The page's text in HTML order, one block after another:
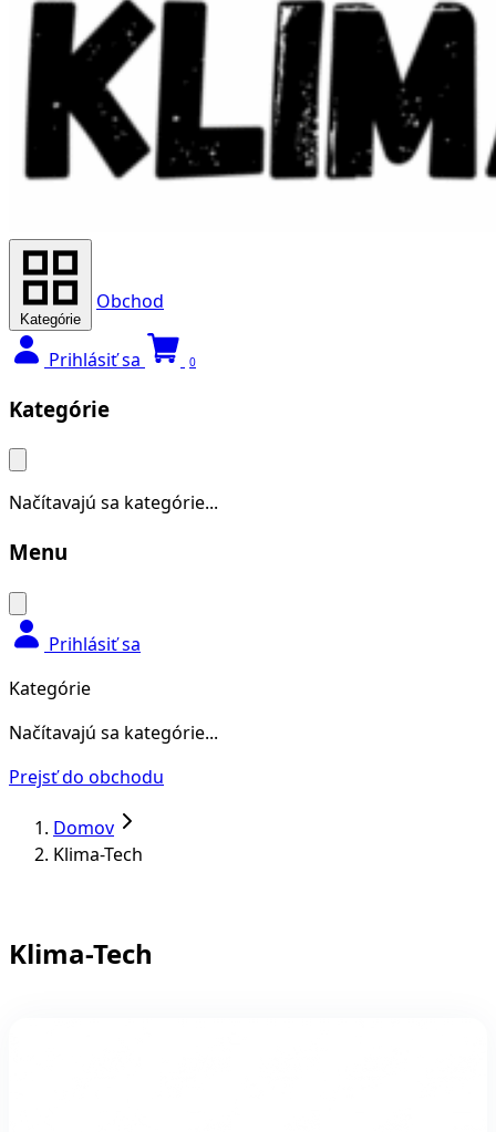
Kategórie
Obchod
Prihlásiť sa 0
Kategórie
Načítavajú sa kategórie...
Menu
Prihlásiť sa
Kategórie
Načítavajú sa kategórie...
Prejsť do obchodu
Domov
Klima-Tech
Klima-Tech